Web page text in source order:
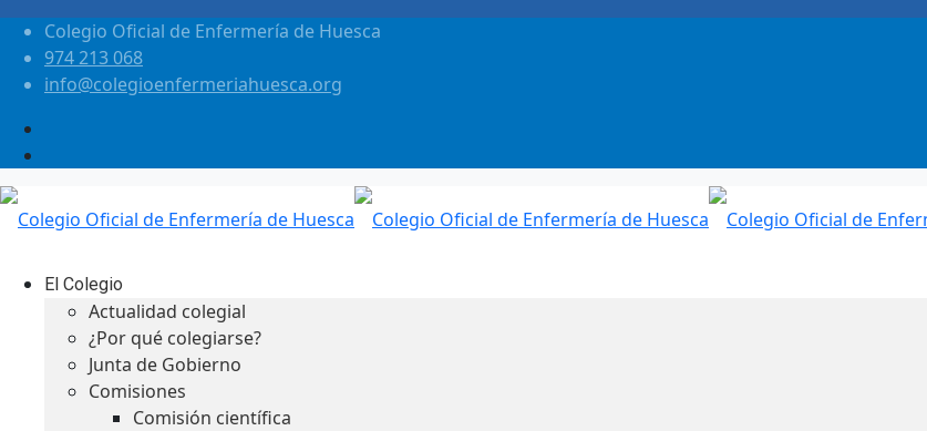
Colegio Oficial de Enfermería de Huesca
974 213 068
info@colegioenfermeriahuesca.org
El Colegio
Actualidad colegial
¿Por qué colegiarse?
Junta de Gobierno
Comisiones
Comisión científica